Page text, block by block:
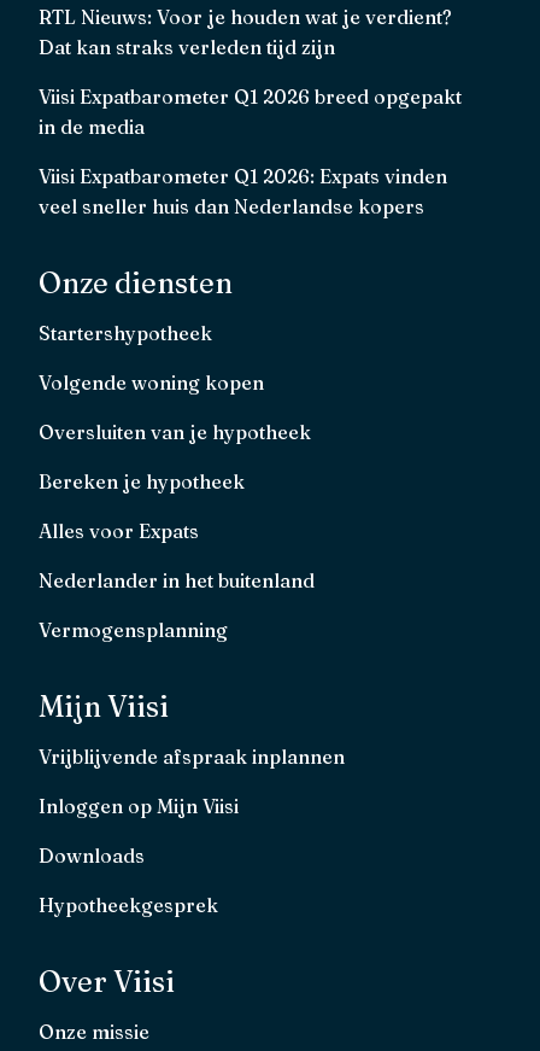
RTL Nieuws: Voor je houden wat je verdient?
Dat kan straks verleden tijd zijn
Viisi Expatbarometer Q1 2026 breed opgepakt
in de media
Viisi Expatbarometer Q1 2026: Expats vinden
veel sneller huis dan Nederlandse kopers
Onze diensten
Startershypotheek
Volgende woning kopen
Oversluiten van je hypotheek
Bereken je hypotheek
Alles voor Expats
Nederlander in het buitenland
Vermogensplanning
Mijn Viisi
Vrijblijvende afspraak inplannen
Inloggen op Mijn Viisi
Downloads
Hypotheekgesprek
Over Viisi
Onze missie